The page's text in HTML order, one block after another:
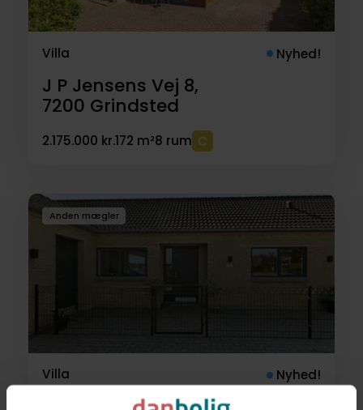
Villa Nyhed!
J P Jensens Vej 8,
7200 Grindsted
2.175.000 kr.172 m²8 rum
Anden mægler
Villa Nyhed!